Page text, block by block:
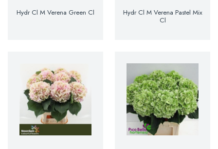
Hydr Cl M Verena Green Cl
Hydr Cl M Verena Pastel Mix
Cl